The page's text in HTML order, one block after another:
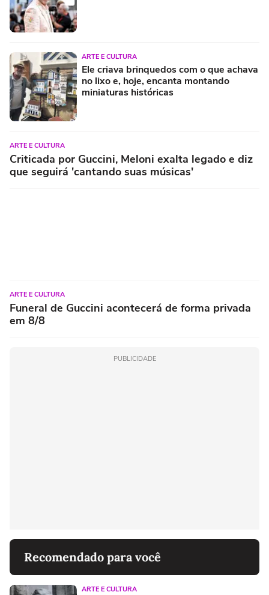
ARTE E CULTURA
Ele criava brinquedos com o que achava
no lixo e, hoje, encanta montando
miniaturas históricas
ARTE E CULTURA
Criticada por Guccini, Meloni exalta legado e diz
que seguirá 'cantando suas músicas'
ARTE E CULTURA
Funeral de Guccini acontecerá de forma privada
em 8/8
PUBLICIDADE
Recomendado para você
ARTE E CULTURA